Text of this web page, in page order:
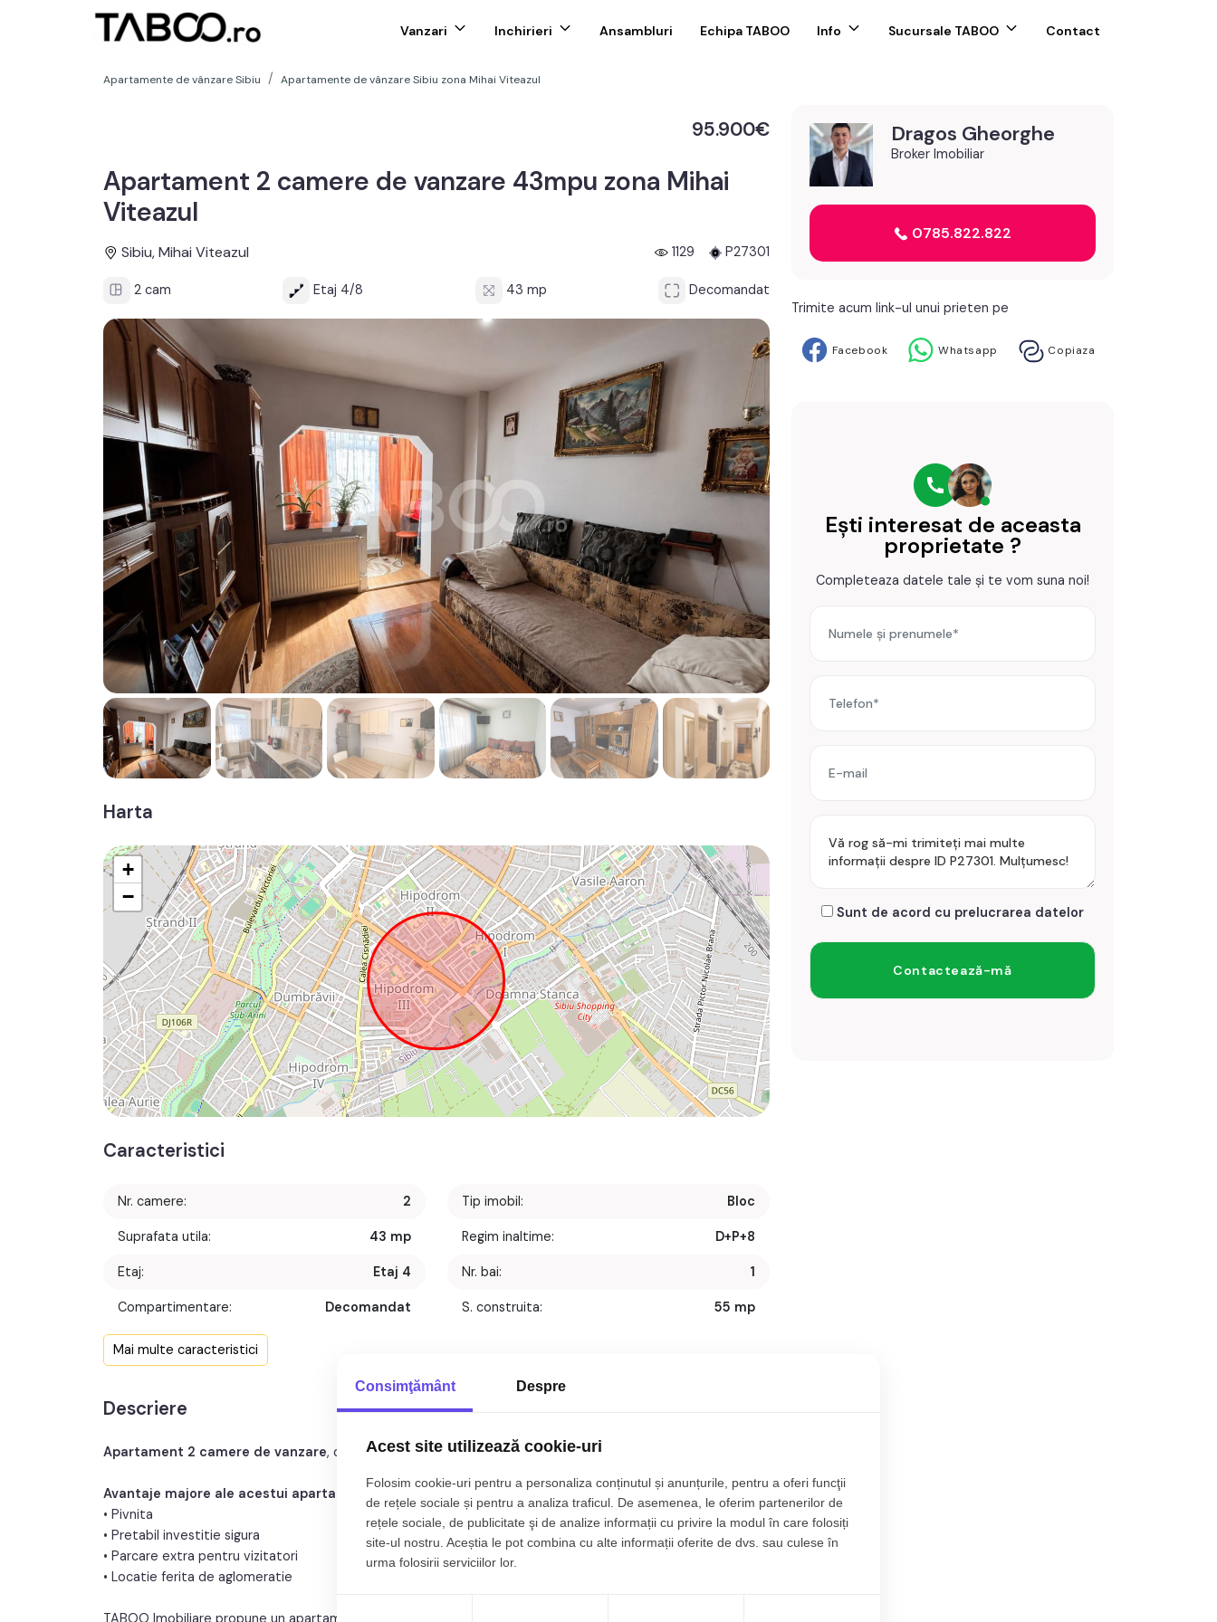
Vanzari Inchirieri Ansambluri Echipa TABOO Info Sucursale TABOO Contact
Apartamente de vânzare Sibiu Apartamente de vânzare Sibiu zona Mihai Viteazul
95.900€
Apartament 2 camere de vanzare 43mpu zona Mihai
Viteazul
Sibiu, Mihai Viteazul 1129 P27301
2 cam Etaj 4/8 43 mp Decomandat
Harta
+
−
Caracteristici
Nr. camere: 2
Suprafata utila: 43 mp
Etaj: Etaj 4
Compartimentare: Decomandat
Tip imobil: Bloc
Regim inaltime: D+P+8
Nr. bai: 1
S. construita: 55 mp
Confort:
1
Nr. balcoane: 1
An renovare:
Structura:
Mai multe caracteristici
Descriere
Apartament 2 camere de vanzare, decomandat, 43 mp, zonaMihai Viteazul, Sibiu.
Avantaje majore ale acestui apartament:
• Pivnita
• Pretabil investitie sigura
• Parcare extra pentru vizitatori
• Locatie ferita de aglomeratie
TABOO Imobiliare propune un apartament de vanzare cu 2 camere, decomandat, situat in localitatea Sibiu,
Dragos Gheorghe
Broker Imobiliar
0785.822.822
Trimite acum link-ul unui prieten pe
Facebook Whatsapp Copiaza
Ești interesat de aceasta
proprietate ?
Completeaza datele tale și te vom suna noi!
Sunt de acord cu prelucrarea datelor
Consimţământ Despre
Acest site utilizează cookie-uri
Folosim cookie-uri pentru a personaliza conținutul și anunțurile, pentru a oferi funcţii
de rețele sociale și pentru a analiza traficul. De asemenea, le oferim partenerilor de
rețele sociale, de publicitate şi de analize informații cu privire la modul în care folosiți
site-ul nostru. Aceștia le pot combina cu alte informații oferite de dvs. sau culese în
urma folosirii serviciilor lor.